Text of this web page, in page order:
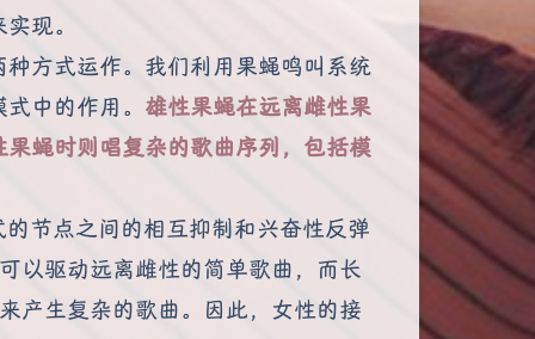
现。
方式运作。我们利用果蝇鸣叫系统
中的作用。 雄性果蝇在远离雌性果
蝇时则唱复杂的歌曲序列，包括模
节点之间的相互抑制和兴奋性反弹
以驱动远离雌性的简单歌曲，而长
产生复杂的歌曲。因此，女性的接